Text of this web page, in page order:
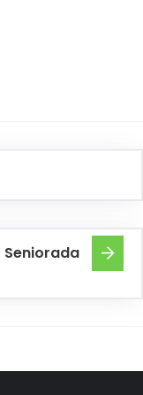
Seniorada